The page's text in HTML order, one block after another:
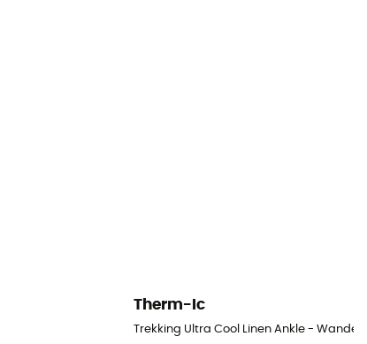
Therm-Ic
Trekking Ultra Cool Linen Ankle -